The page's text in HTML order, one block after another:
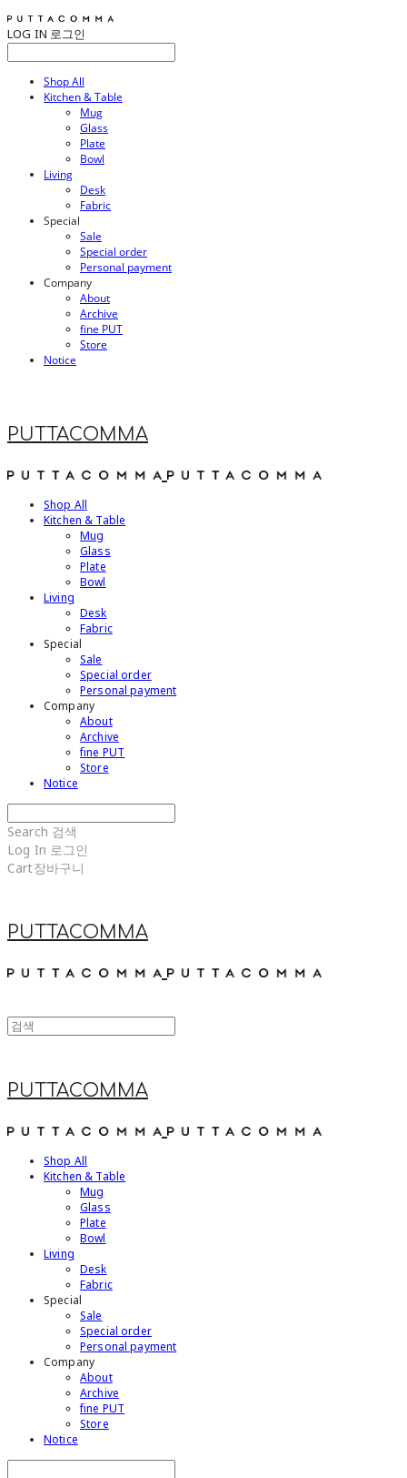
LOG IN 로그인
Shop All
Kitchen & Table
Mug
Glass
Plate
Bowl
Living
Desk
Fabric
Special
Sale
Special order
Personal payment
Company
About
Archive
fine PUT
Store
Notice
PUTTACOMMA
Shop All
Kitchen & Table
Mug
Glass
Plate
Bowl
Living
Desk
Fabric
Special
Sale
Special order
Personal payment
Company
About
Archive
fine PUT
Store
Notice
Search 검색
Log In 로그인
Cart장바구니
PUTTACOMMA
PUTTACOMMA
Shop All
Kitchen & Table
Mug
Glass
Plate
Bowl
Living
Desk
Fabric
Special
Sale
Special order
Personal payment
Company
About
Archive
fine PUT
Store
Notice